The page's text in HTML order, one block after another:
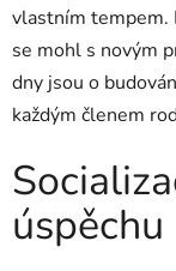
vlastním tempem.
se mohl s novým
dny jsou o
každým členem
úspěchu